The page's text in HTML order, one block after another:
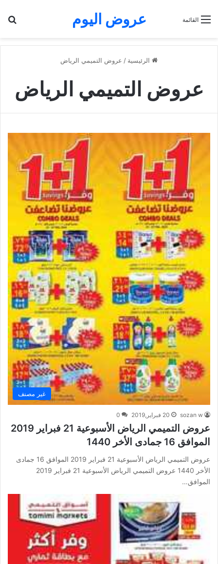
عروض اليوم القائمة
الرئيسية / عروض التميمي الرياض
عروض التميمي الرياض
غير مصنف
sozan w 20 فبراير,2019 0
عروض التميمي الرياض الأسبوعية 21 فبراير 2019
الموافق 16 جمادى الأخر 1440
عروض التميمي الرياض الأسبوعية 21 فبراير 2019 الموافق 16 جمادى
الأخر 1440 عروض التميمي الرياض الأسبوعية 21 فبراير 2019
الموافق…